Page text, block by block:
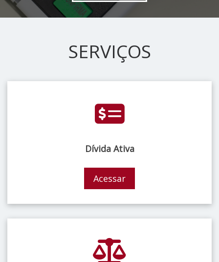
SERVIÇOS
Dívida Ativa
Acessar